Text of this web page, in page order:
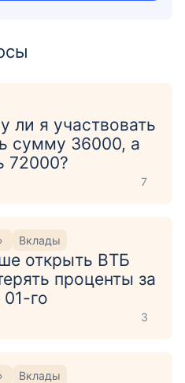
ли я участвовать
сумму 36000, а
72000?
7
Вклады
открыть ВТБ
проценты за
го
3
Вклады